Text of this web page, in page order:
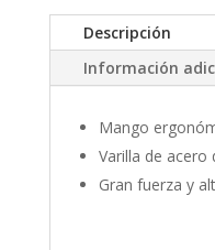
Descripción
Información
Mango
Varilla de acero
Gran fuerza y